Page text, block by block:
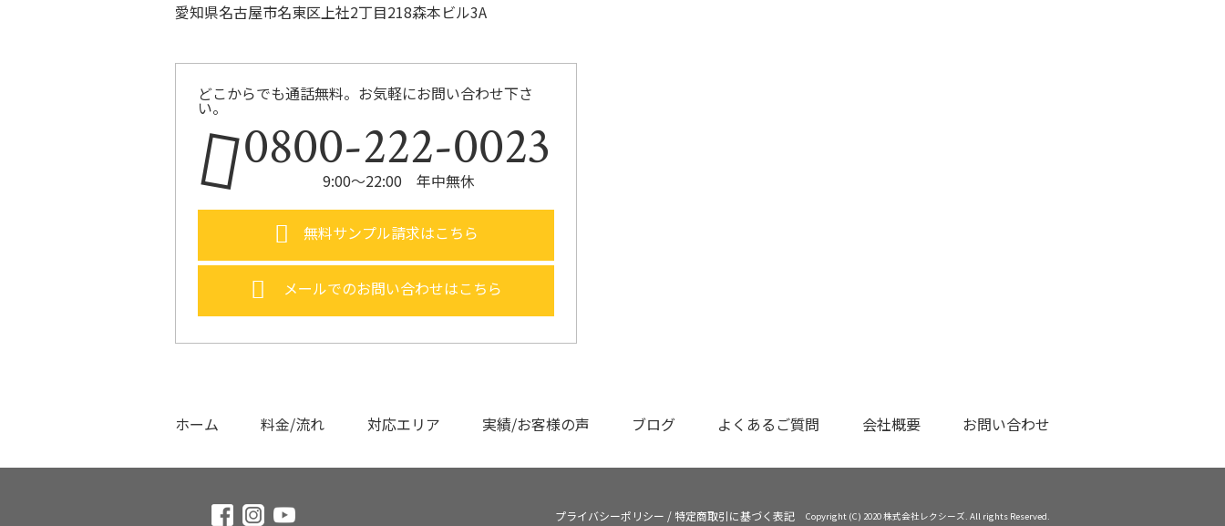
愛知県名古屋市名東区上社2丁目218森本ビル3A
どこからでも通話無料。お気軽にお問い合わせ下さ
い。
0800-222-0023
9:00〜22:00 年中無休
無料サンプル請求はこちら
メールでのお問い合わせはこちら
ホーム 料金/流れ 対応エリア 実績/お客様の声 ブログ よくあるご質問 会社概要 お問い合わせ
プライバシーポリシー /特定商取引に基づく表記 Copyright (C) 2020 株式会社レクシーズ. All rights Reserved.